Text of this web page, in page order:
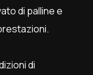
di palline e
di